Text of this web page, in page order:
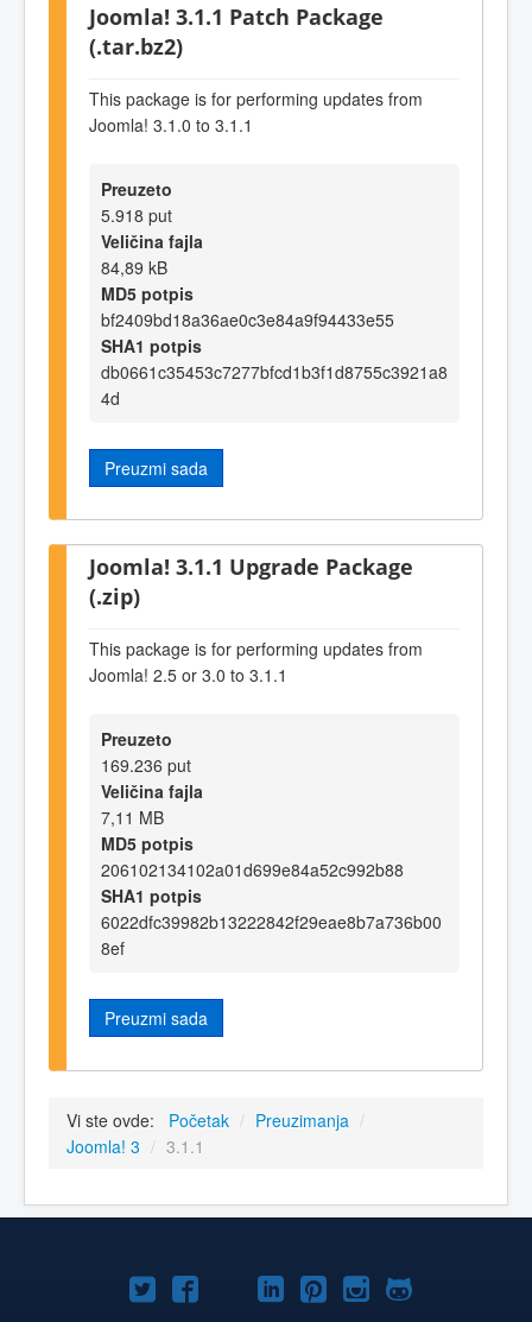
Joomla! 3.1.1 Patch Package
(.tar.bz2)
This package is for performing updates from
Joomla! 3.1.0 to 3.1.1
Preuzeto
5.918 put
Veličina fajla
84,89 kB
MD5 potpis
bf2409bd18a36ae0c3e84a9f94433e55
SHA1 potpis
db0661c35453c7277bfcd1b3f1d8755c3921a8
4d
Preuzmi sada
Joomla! 3.1.1 Upgrade Package
(.zip)
This package is for performing updates from
Joomla! 2.5 or 3.0 to 3.1.1
Preuzeto
169.236 put
Veličina fajla
7,11 MB
MD5 potpis
206102134102a01d699e84a52c992b88
SHA1 potpis
6022dfc39982b13222842f29eae8b7a736b00
8ef
Preuzmi sada
Vi ste ovde: Početak / Preuzimanja /
Joomla! 3 / 3.1.1
Joomla!Joomla!Joomla!
Joomla!Joomla!
Joomla!Joomla!